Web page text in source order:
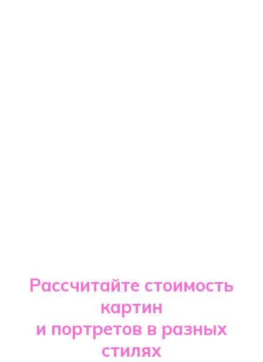
Рассчитайте стоимость
картин
и портретов в разных
стилях